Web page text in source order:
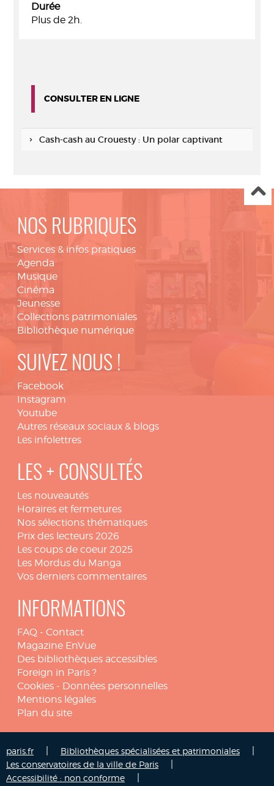
Durée
Plus de 2h.
CONSULTER EN LIGNE
Cash-cash au Crouesty : Un polar captivant
NOS RUBRIQUES
Services & infos pratiques
Agenda
Musique
Cinéma
Jeunesse
Collections patrimoniales
Bibliothèque numérique
SUIVEZ NOUS !
Facebook
Instagram
Youtube
Autres réseaux sociaux & blogs
Les infolettres
LES + CONSULTÉS
Les nouveautés
Horaires et fermetures
Nos sélections thématiques
Prix des lecteurs 2026
Les coups de coeur 2025
Les Mordus du Manga
Vos derniers commentaires
INFORMATIONS
FAQ - Contact
Magazine EnVue
Des bibliothèques accessibles
Foreign in Paris ?
Cookies - Données personnelles
Mentions légales
Plan du site
paris.fr Bibliothèques spécialisées et patrimoniales
Les conservatoires de la ville de Paris
Accessibilité : non conforme